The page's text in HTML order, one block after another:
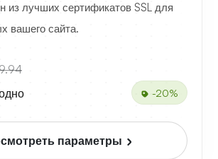
из лучших сертификатов SSL для
вашего сайта.
-20%
параметры